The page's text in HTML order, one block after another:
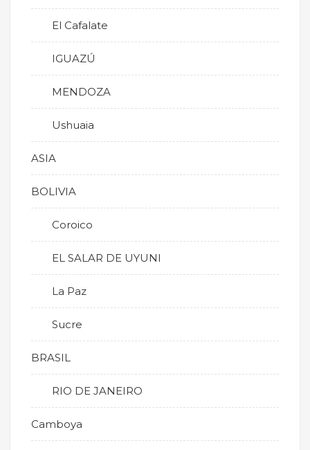
El Cafalate
IGUAZÚ
MENDOZA
Ushuaia
ASIA
BOLIVIA
Coroico
EL SALAR DE UYUNI
La Paz
Sucre
BRASIL
RIO DE JANEIRO
Camboya